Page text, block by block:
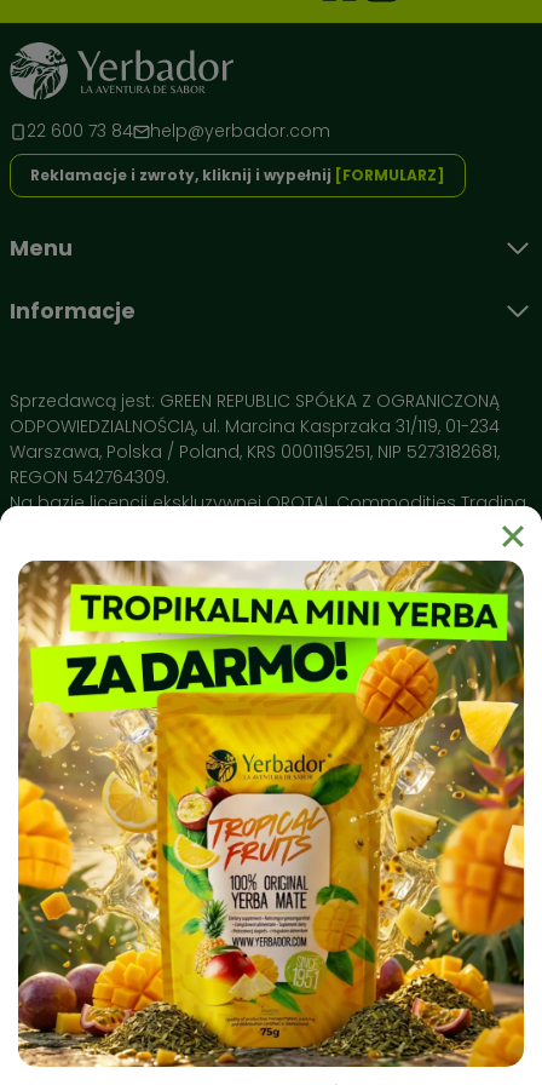
22 600 73 84 help@yerbador.com
Reklamacje i zwroty, kliknij i wypełnij [FORMULARZ]
Menu
Informacje
Sprzedawcą jest: GREEN REPUBLIC SPÓŁKA Z OGRANICZONĄ
ODPOWIEDZIALNOŚCIĄ, ul. Marcina Kasprzaka 31/119, 01-234
Warszawa, Polska / Poland, KRS 0001195251, NIP 5273182681,
REGON 542764309.
Na bazie licencji ekskluzywnej OROTAL Commodities Trading
Dlaczego warto wybrać Yerbador?
Yerbador Mate to produkt natury uprawiany w regionie Rio
Grande do Sul i spełniający najsurowsze normy czystości
sanitarnej. Nasz surowiec badany jest pod kątem czystości
biochemicznej, a produkty takie jak naczynia ceramiczne
Matero by Yerbador Proeko 2.0 szkliwione są w Europie bez
kadmu, ołowiu i molibdenu, dając najwyższą możliwą w
Europie jakość, a także bezpieczeństwo stosowania.